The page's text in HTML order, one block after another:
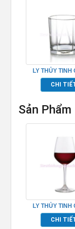
LY THỦY TINH
PYRAMID
CHI
Sản Phẩm
LY THỦY TINH
LEXINGTON
CHI